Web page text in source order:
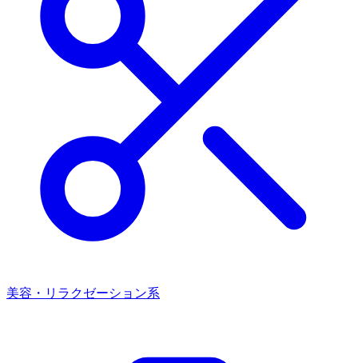
美容・リラクゼーション系